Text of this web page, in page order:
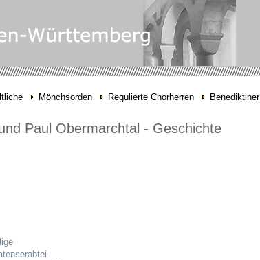
Mönchsorden Regulierte Chorherren Benediktiner
Paul Obermarchtal - Geschichte